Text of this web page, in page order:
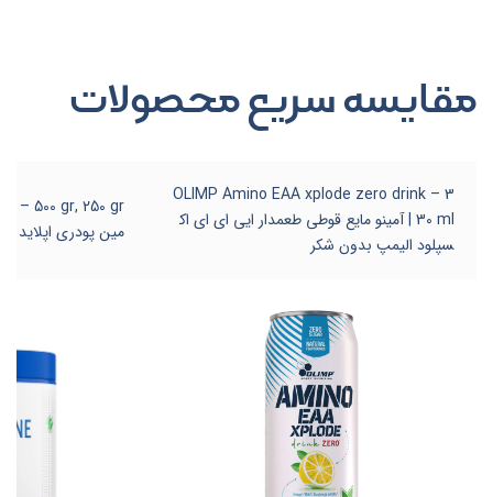
مقایسه سریع محصولات
OLIMP Amino EAA xplode zero drink – 3
30 ml | آمینو مایع قوطی طعمدار ایی ای ای اک
سپلود الیمپ بدون شکر
مین پودری اپلاید